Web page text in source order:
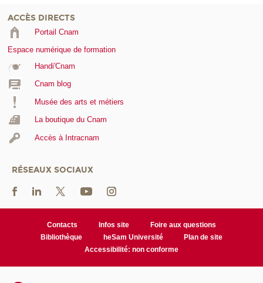
ACCÈS DIRECTS
Portail Cnam
Espace numérique de formation
Handi'Cnam
Cnam blog
Musée des arts et métiers
La boutique du Cnam
Accès à Intracnam
RÉSEAUX SOCIAUX
Contacts Infos site
Foire aux questions
Bibliothèque
heSam Université
Plan de site
Accessibilité: non conforme